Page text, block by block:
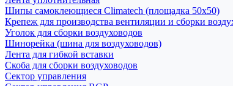
Шипы самоклеющиеся Climatech (площадка 50х50)
Крепеж для производства вентиляции и сборки
Уголок для сборки воздуховодов
Шинорейка (шина для воздуховодов)
Лента для гибкой вставки
Скоба для сборки воздуховодов
Сектор управления